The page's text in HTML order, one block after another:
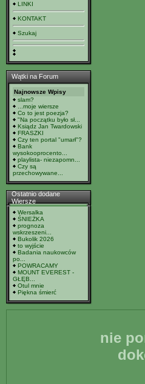
LINKI
KONTAKT
Szukaj
Wątki na Forum
Najnowsze Wpisy
slam?
...moje wiersze
Co to jest poezja?
"Na początku było sł...
Ksiądz Jan Twardowski
FRASZKI
Czy ten portal "umarł"?
Bank
wysokooprocento...
playlista- niezapomn...
Czy są
przechowywane...
Ostatnio dodane
Wiersze
Wersalka
ŚNIEŻKA
prognoza
wskrzeszeni...
Bukolik 2026
to wyjście
Badania naukowców
po...
POWRACAMY
MOUNT EVEREST -
GŁĘB...
Otul mnie
Piękna śmierć
nie